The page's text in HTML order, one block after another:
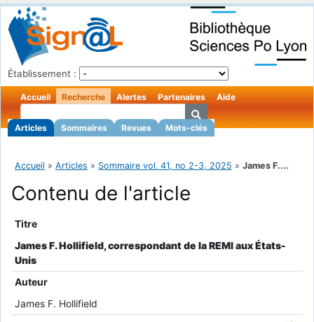
Établissement :
Accueil Recherche
Articles Sommaires Revues Mots-clés
Alertes Partenaires Aide
Accueil » Articles » Sommaire vol. 41, no 2-3, 2025 » James F....
Contenu de l'article
Titre
James F. Hollifield, correspondant de la REMI aux États-
Unis
Auteur
James F. Hollifield